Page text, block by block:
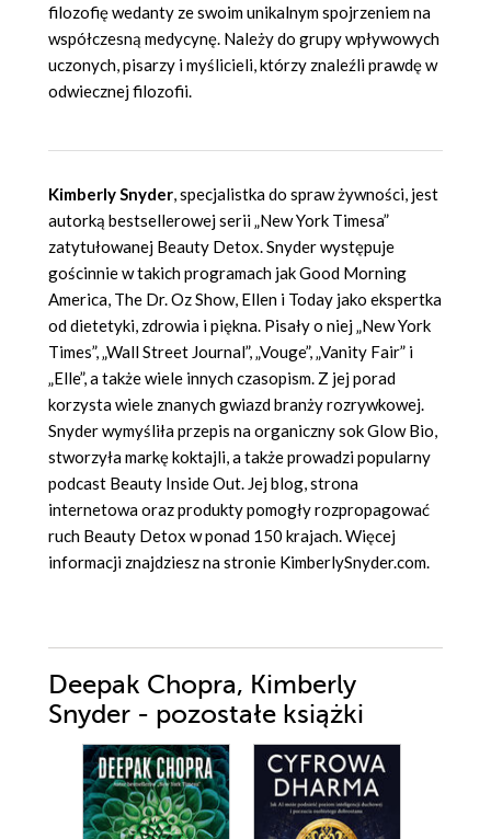
filozofię wedanty ze swoim unikalnym spojrzeniem na
współczesną medycynę. Należy do grupy wpływowych
uczonych, pisarzy i myślicieli, którzy znaleźli prawdę w
odwiecznej filozofii.
Kimberly Snyder , specjalistka do spraw żywności, jest
autorką bestsellerowej serii „New York Timesa”
zatytułowanej Beauty Detox. Snyder występuje
gościnnie w takich programach jak Good Morning
America, The Dr. Oz Show, Ellen i Today jako ekspertka
od dietetyki, zdrowia i piękna. Pisały o niej „New York
Times”, „Wall Street Journal”, „Vouge”, „Vanity Fair” i
„Elle”, a także wiele innych czasopism. Z jej porad
korzysta wiele znanych gwiazd branży rozrywkowej.
Snyder wymyśliła przepis na organiczny sok Glow Bio,
stworzyła markę koktajli, a także prowadzi popularny
podcast Beauty Inside Out. Jej blog, strona
internetowa oraz produkty pomogły rozpropagować
ruch Beauty Detox w ponad 150 krajach. Więcej
informacji znajdziesz na stronie KimberlySnyder.com
Deepak Chopra, Kimberly
Snyder - pozostałe książki